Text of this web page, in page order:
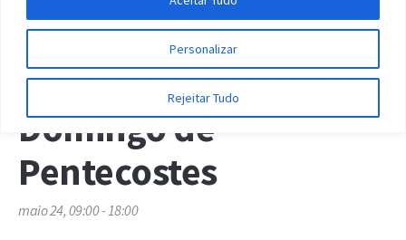
Personalizar
Rejeitar Tudo
Este evento já passou.
Culto da Família –
Domingo de
Pentecostes
maio 24, 09:00-18:00